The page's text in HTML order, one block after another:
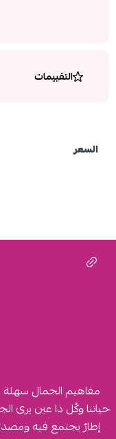
التقييمات
السعر
مفاهيم الجمال سهلة
حياتنا وكُل ذا عين يرى
إطارٌ يجتمع فيه